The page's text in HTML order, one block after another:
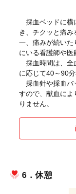
採血ベッドに横
き、チクッと痛
一、痛みが続いた
にいる看護師や医
採血時間は、全
に応じて40～90
採血針や採血バ
すので、献血によ
りません。
6．休憩